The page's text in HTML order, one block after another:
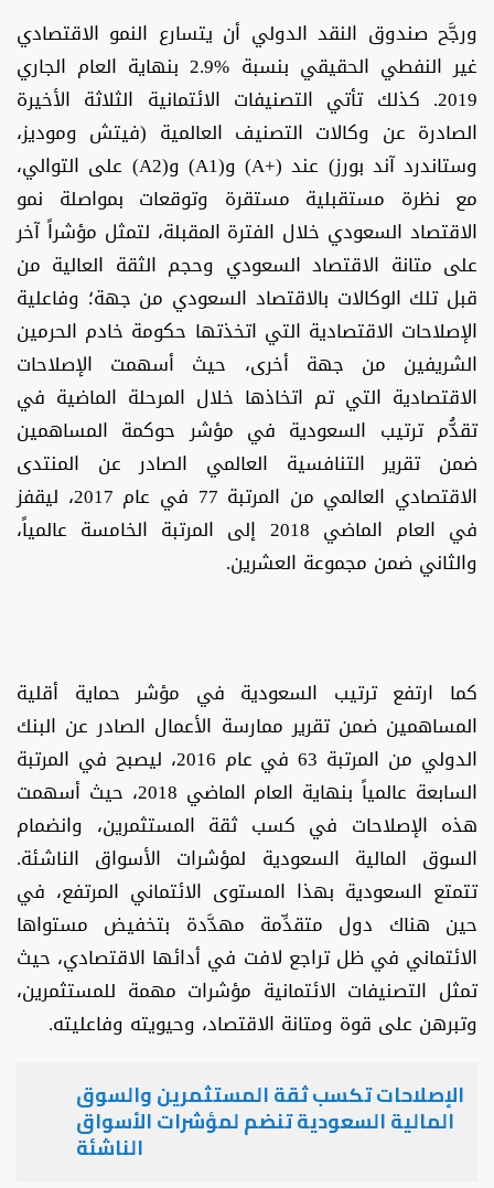
ورجَّح صندوق النقد الدولي أن يتسارع النمو الاقتصادي
غير النفطي الحقيقي بنسبة %2.9 بنهاية العام الجاري
2019. كذلك تأتي التصنيفات الائتمانية الثلاثة الأخيرة
الصادرة عن وكالات التصنيف العالمية (فيتش وموديز،
وستاندرد آند بورز) عند (+A) و(A1) و(A2) على التوالي،
مع نظرة مستقبلية مستقرة وتوقعات بمواصلة نمو
الاقتصاد السعودي خلال الفترة المقبلة، لتمثل مؤشراً آخر
على متانة الاقتصاد السعودي وحجم الثقة العالية من
قبل تلك الوكالات بالاقتصاد السعودي من جهة؛ وفاعلية
الإصلاحات الاقتصادية التي اتخذتها حكومة خادم الحرمين
الشريفين من جهة أخرى، حيث أسهمت الإصلاحات
الاقتصادية التي تم اتخاذها خلال المرحلة الماضية في
تقدُّم ترتيب السعودية في مؤشر حوكمة المساهمين
ضمن تقرير التنافسية العالمي الصادر عن المنتدى
الاقتصادي العالمي من المرتبة 77 في عام 2017، ليقفز
في العام الماضي 2018 إلى المرتبة الخامسة عالمياً،
والثاني ضمن مجموعة العشرين.
كما ارتفع ترتيب السعودية في مؤشر حماية أقلية
المساهمين ضمن تقرير ممارسة الأعمال الصادر عن البنك
الدولي من المرتبة 63 في عام 2016، ليصبح في المرتبة
السابعة عالمياً بنهاية العام الماضي 2018، حيث أسهمت
هذه الإصلاحات في كسب ثقة المستثمرين، وانضمام
السوق المالية السعودية لمؤشرات الأسواق الناشئة.
تتمتع السعودية بهذا المستوى الائتماني المرتفع، في
حين هناك دول متقدِّمة مهدَّدة بتخفيض مستواها
الائتماني في ظل تراجع لافت في أدائها الاقتصادي، حيث
تمثل التصنيفات الائتمانية مؤشرات مهمة للمستثمرين،
وتبرهن على قوة ومتانة الاقتصاد، وحيويته وفاعليته.
الإصلاحات تكسب ثقة المستثمرين والسوق
المالية السعودية تنضم لمؤشرات الأسواق
الناشئة